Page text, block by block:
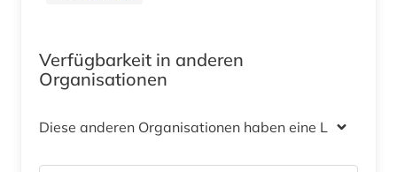
Verfügbarkeit in anderen
Organisationen
Diese anderen Organisationen haben eine Lizenz